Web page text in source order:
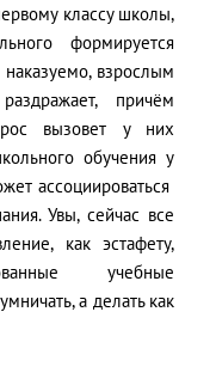
классу школы,
формируется
взрослым
причём
вызовет у них
обучения у
ассоциироваться
Увы, сейчас все
как эстафету,
учебные
а делать как